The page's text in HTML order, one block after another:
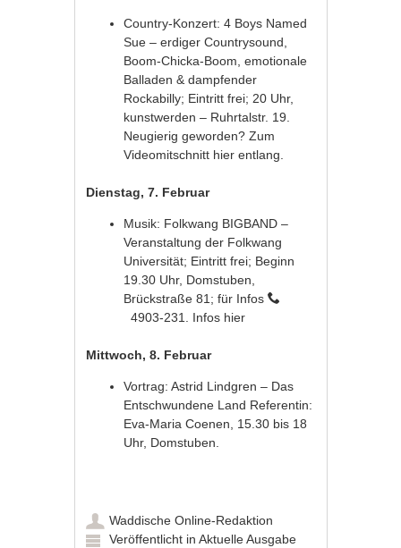
Country-Konzert: 4 Boys Named
Sue – erdiger Countrysound,
Boom-Chicka-Boom, emotionale
Balladen & dampfender
Rockabilly; Eintritt frei; 20 Uhr,
kunstwerden – Ruhrtalstr. 19.
Neugierig geworden? Zum
Videomitschnitt hier entlang.
Dienstag, 7. Februar
Musik: Folkwang BIGBAND –
Veranstaltung der Folkwang
Universität; Eintritt frei; Beginn
19.30 Uhr, Domstuben,
Brückstraße 81; für Infos
4903-231. Infos hier
Mittwoch, 8. Februar
Vortrag: Astrid Lindgren – Das
Entschwundene Land Referentin:
Eva-Maria Coenen, 15.30 bis 18
Uhr, Domstuben.
Waddische Online-Redaktion
Veröffentlicht inAktuelle Ausgabe